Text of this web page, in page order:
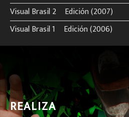
Visual Brasil 2º Edición (2007)
Visual Brasil 1º Edición (2006)
REALIZA